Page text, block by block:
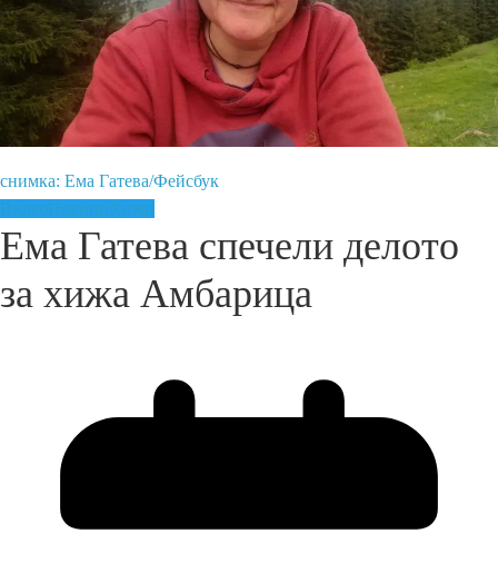
снимка: Ема Гатева/Фейсбук
ВидеоНовини Хижи
Ема Гатева спечели делото
за хижа Амбарица